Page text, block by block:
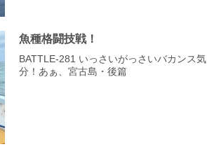
魚種格闘技戦！
BATTLE-281 いっさいがっさいバカンス気
分！あぁ、宮古島・後篇